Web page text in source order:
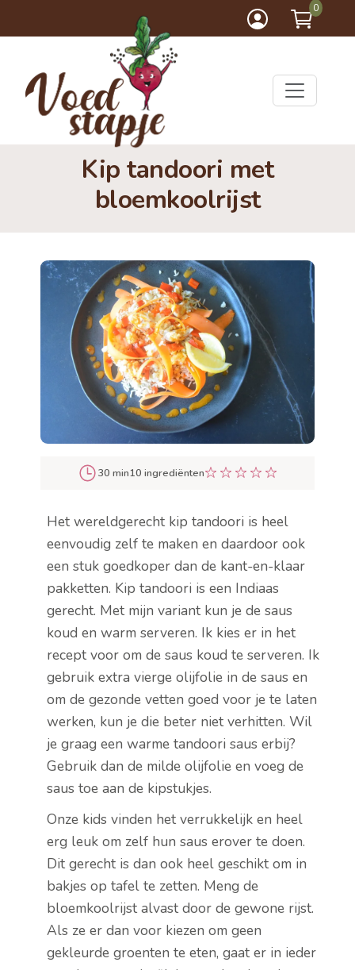
0
Kip tandoori met
bloemkoolrijst
30 min10 ingrediënten
Het wereldgerecht kip tandoori is heel
eenvoudig zelf te maken en daardoor ook
een stuk goedkoper dan de kant-en-klaar
pakketten. Kip tandoori is een Indiaas
gerecht. Met mijn variant kun je de saus
koud en warm serveren. Ik kies er in het
recept voor om de saus koud te serveren. Ik
gebruik extra vierge olijfolie in de saus en
om de gezonde vetten goed voor je te laten
werken, kun je die beter niet verhitten. Wil
je graag een warme tandoori saus erbij?
Gebruik dan de milde olijfolie en voeg de
saus toe aan de kipstukjes.
Onze kids vinden het verrukkelijk en heel
erg leuk om zelf hun saus erover te doen.
Dit gerecht is dan ook heel geschikt om in
bakjes op tafel te zetten. Meng de
bloemkoolrijst alvast door de gewone rijst.
Als ze er dan voor kiezen om geen
gekleurde groenten te eten, gaat er in ieder